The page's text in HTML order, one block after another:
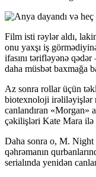
Film isti rəylər aldı,
onu yaxşı iş
ifasını tərifləyənə
daha müsbət baxmağa
Az sonra rollar üçün
biotexnoloji irəliləyişlər
canlandıran «Morgan»
çəkilişləri Kate Mara ilə
Daha sonra o, M. Night
qəhrəmanın
serialında yenidən